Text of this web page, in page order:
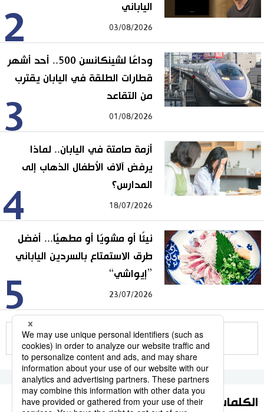
2
الياباني
03/08/2026
3
وداعًا لشينكانسن 500.. أحد أشهر
قطارات الطلقة في اليابان يقترب
من التقاعد
01/08/2026
4
أزمة صامتة في اليابان.. لماذا
يرفض آلاف الأطفال الذهاب إلى
المدارس؟
18/07/2026
5
نيئًا أو مشويًا أو مطهيًا... أفضل
طرق الاستمتاع بالسردين الياباني
”إيواشي“
23/07/2026
للمزيد
الكلمات الأكثر بحثا